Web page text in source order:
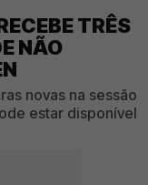
TRÊS
NÃO
novas na sessão
estar disponível